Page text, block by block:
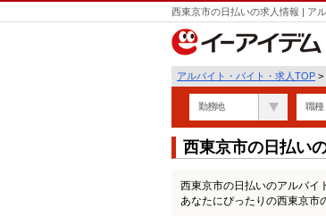
西東京市の日払いの求人情報 | ア
アルバイト・バイト・求人TOP >
勤務地 職種
西東京市の日払い
西東京市の日払いのアルバイ
あなたにぴったりの西東京市